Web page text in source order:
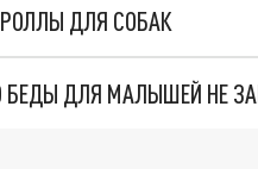
ДЛЯ СОБАК
БЕДЫ ДЛЯ МАЛЫШЕЙ НЕ